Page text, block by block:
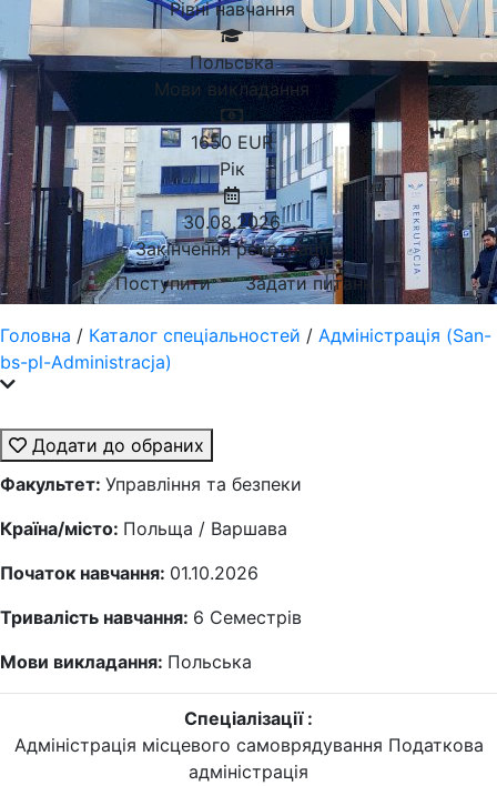
Рівні навчання
Польська
Мови викладання
1650 EUR
Рік
30.08.2026
Закінчення реєстрації
Поступити
Задати питання
Головна / Каталог спеціальностей / Адміністрація (San-
bs-pl-Administracja)
Додати до обраних
Факультет: Управління та безпеки
Країна/місто: Польща / Варшава
Початок навчання: 01.10.2026
Тривалість навчання: 6 Семестрів
Мови викладання: Польська
Спеціалізації :
Адміністрація місцевого самоврядування Податкова
адміністрація